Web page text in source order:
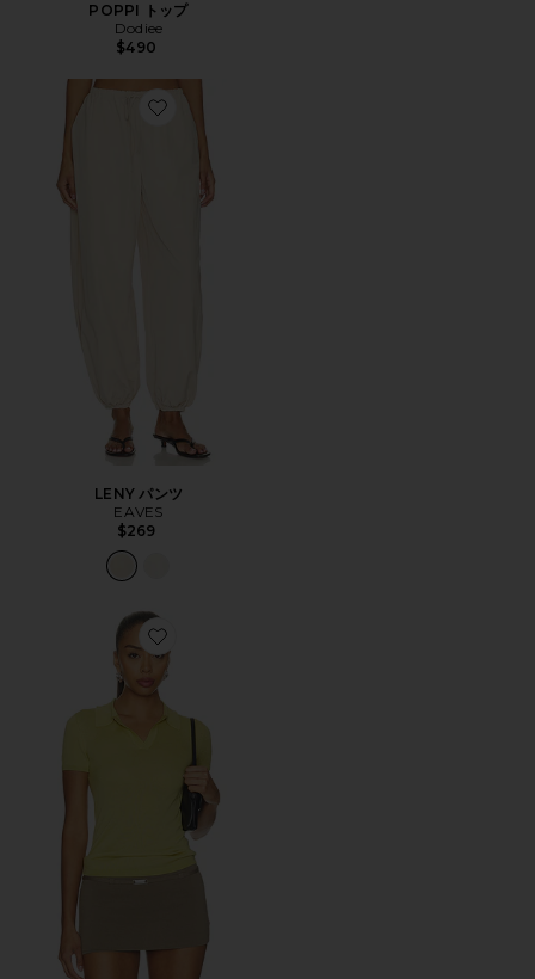
POPPI トップ
Dodiee
$490
Favorite LENY パンツ
LENY パンツ
EAVES
$269
Favorite EMAW トップ